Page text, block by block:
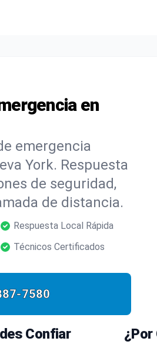
en
emergencia
York. Respuesta
de seguridad,
de distancia.
Respuesta Local Rápida
Técnicos Certificados
7580
Confiar
¿Por